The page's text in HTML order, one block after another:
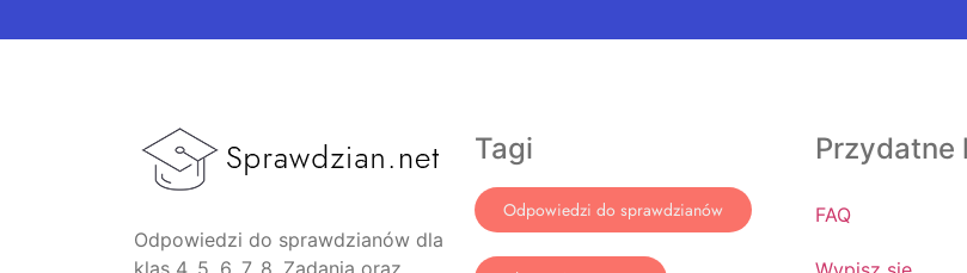
Odpowiedzi do sprawdzianów dla
klas 4, 5, 6, 7, 8. Zadania oraz
Tagi
Odpowiedzi do sprawdzianów
Przydatne
FAQ